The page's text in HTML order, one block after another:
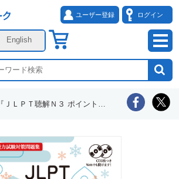
ユーザー登録 ログイン
English
『ＪＬＰＴ聴解Ｎ３ ポイント＆プラクティス』教材紹介動画